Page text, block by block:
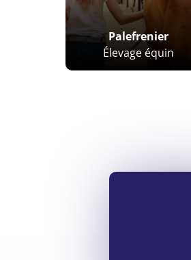
Palefrenier
Élevage équin